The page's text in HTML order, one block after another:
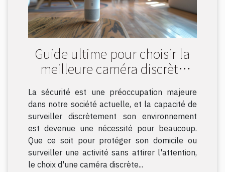
Guide ultime pour choisir la
meilleure caméra discrète
La sécurité est une préoccupation majeure
dans notre société actuelle, et la capacité de
surveiller discrètement son environnement
est devenue une nécessité pour beaucoup.
Que ce soit pour protéger son domicile ou
surveiller une activité sans attirer l'attention,
le choix d'une caméra discrète...